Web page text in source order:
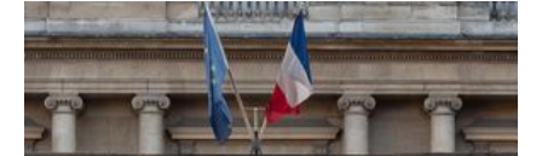
Ordonnances
de
l’article
38